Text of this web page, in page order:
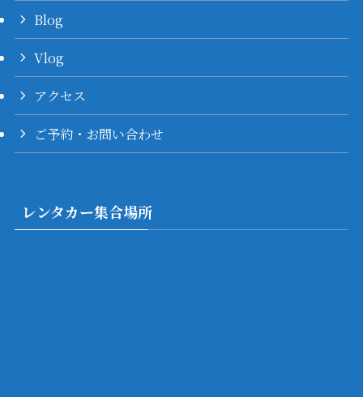
Blog
Vlog
アクセス
ご予約・お問い合わせ
レンタカー集合場所